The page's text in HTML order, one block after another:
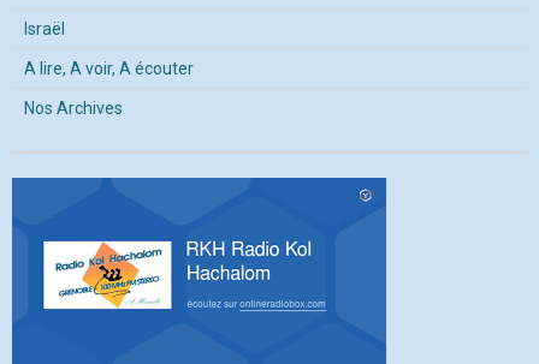
Israël
A lire, A voir, A écouter
Nos Archives